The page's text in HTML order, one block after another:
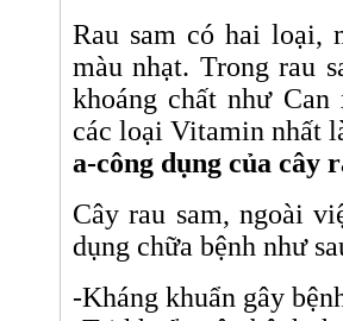
Rau sam có hai loại,
màu nhạt. Trong rau
khoáng chất như
các loại Vitamin nhất
a-công dụng của cây r
Cây rau sam, ngoài
dụng chữa bệnh như
-Kháng khuẩn gây